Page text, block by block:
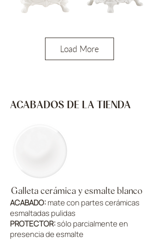
Load More
ACABADOS DE LA TIENDA
Galleta cerámica y esmalte blanco
ACABADO:mate con partes cerámicas
esmaltadas pulidas
PROTECTOR:sólo parcialmente en
presencia de esmalte